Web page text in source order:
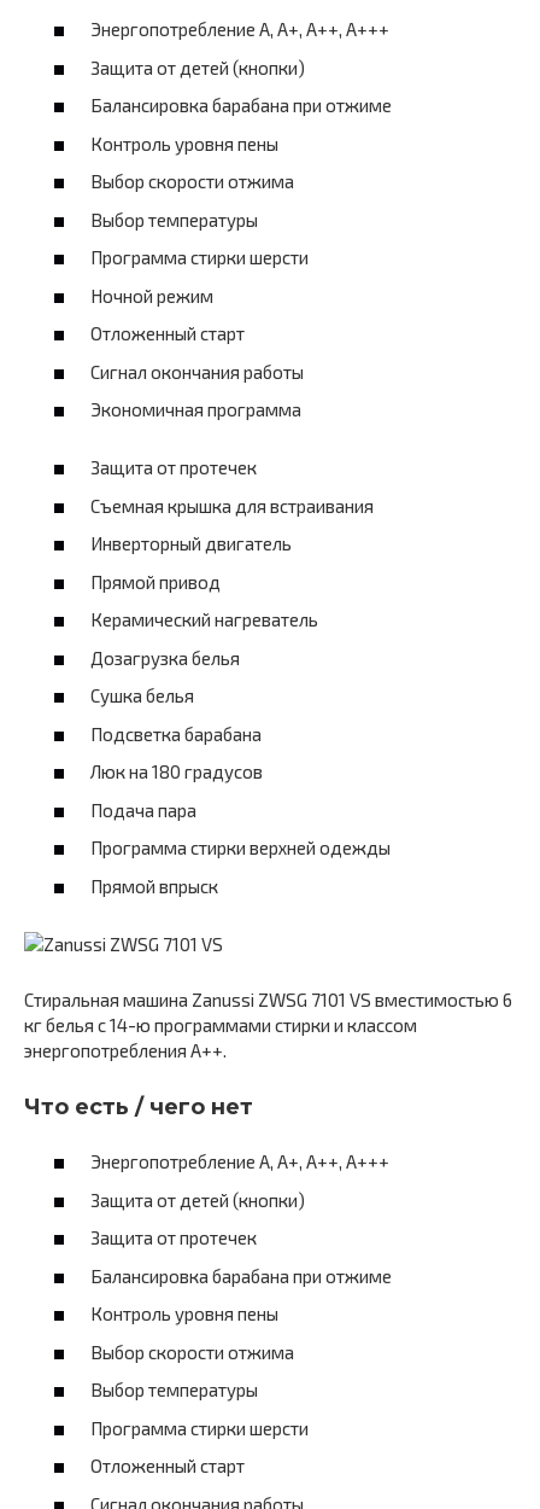
Энергопотребление A, А+, А++, А+++
Защита от детей (кнопки)
Балансировка барабана при отжиме
Контроль уровня пены
Выбор скорости отжима
Выбор температуры
Программа стирки шерсти
Ночной режим
Отложенный старт
Сигнал окончания работы
Экономичная программа
Защита от протечек
Съемная крышка для встраивания
Инверторный двигатель
Прямой привод
Керамический нагреватель
Дозагрузка белья
Сушка белья
Подсветка барабана
Люк на 180 градусов
Подача пара
Программа стирки верхней одежды
Прямой впрыск
Стиральная машина Zanussi ZWSG 7101 VS вместимостью 6
кг белья с 14-ю программами стирки и классом
энергопотребления A++.
Что есть / чего нет
Энергопотребление A, А+, А++, А+++
Защита от детей (кнопки)
Защита от протечек
Балансировка барабана при отжиме
Контроль уровня пены
Выбор скорости отжима
Выбор температуры
Программа стирки шерсти
Отложенный старт
Сигнал окончания работы